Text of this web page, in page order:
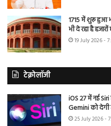
1715 में शुरू हुआ
भी दे रहा है हजारों
19 July 2026 -
टेक्नोलॉजी
iOS 27 में नई
Gemini को
25 July 2026 -